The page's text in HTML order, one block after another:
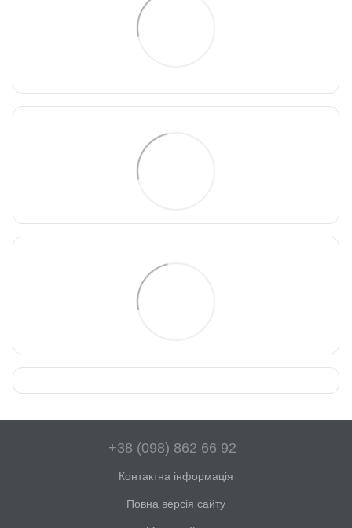
+38 (098) 862 66 92
Контактна інформація
Повна версія сайту